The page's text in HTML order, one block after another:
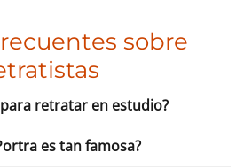
sobre
retratar en estudio?
es tan famosa?